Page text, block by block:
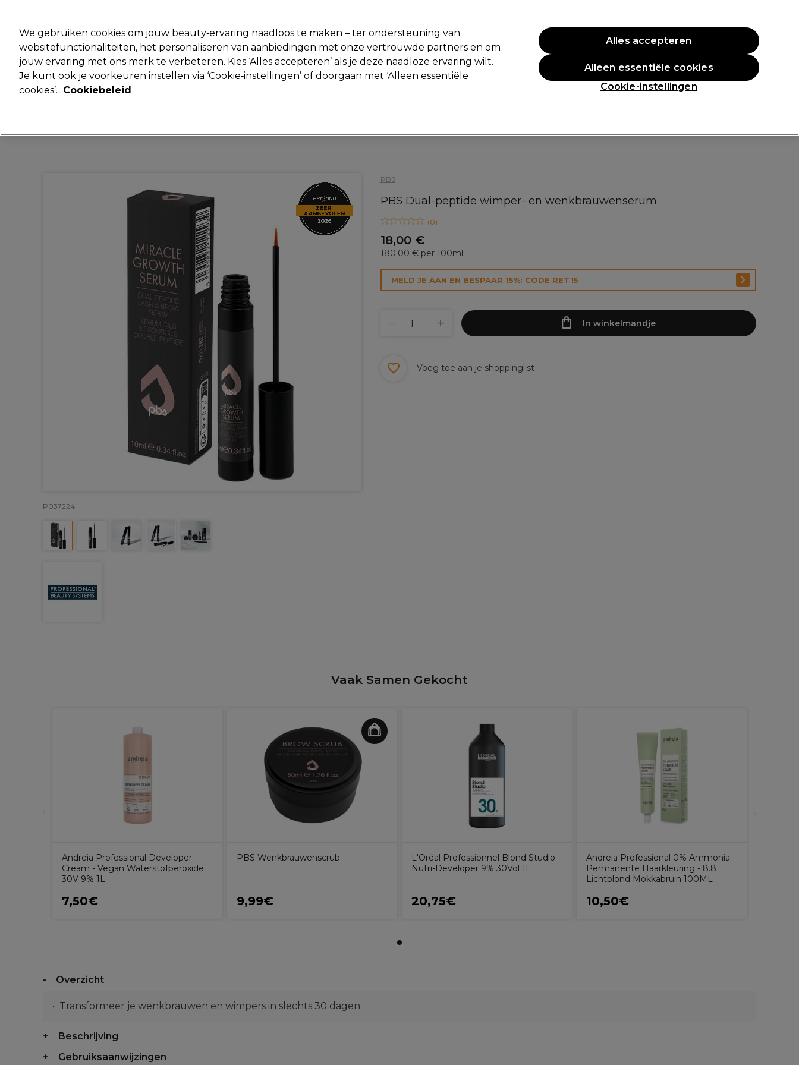
Aanmelden
Merken Deals Haar Elektra Beauty Salon interieur Mannen Vegan Nieuwe producten Professionele Awards
Volgende dag geleverd*
PBS
PBS Dual-peptide wimper- en wenkbrauwenserum
(0)
18,00 €
180.00 € per 100ml
P037224
MELD JE AAN EN BESPAAR 15%: CODE RET15
In winkelmandje
Voeg toe aan je shoppinglist
Vaak Samen Gekocht
Andreia Professional Developer
Cream - Vegan Waterstofperoxide
30V 9% 1L
7,50€
PBS Wenkbrauwenscrub
9,99€
L'Oréal Professionnel Blond Studio
Nutri-Developer 9% 30Vol 1L
20,75€
Andreia Professional 0% Ammonia
Permanente Haarkleuring - 8.8
Lichtblond Mokkabruin 100ML
10,50€
Overzicht
Transformeer je wenkbrauwen en wimpers in slechts 30 dagen.
Beschrijving
Gebruiksaanwijzingen
We gebruiken cookies om jouw beauty‑ervaring naadloos te maken – ter ondersteuning van
websitefunctionaliteiten, het personaliseren van aanbiedingen met onze vertrouwde partners en om
jouw ervaring met ons merk te verbeteren. Kies ‘Alles accepteren’ als je deze naadloze ervaring wilt.
Je kunt ook je voorkeuren instellen via ‘Cookie‑instellingen’ of doorgaan met ‘Alleen essentiële
cookies’. Cookiebeleid Cookie-instellingen
Alleen essentiële cookies
Alles accepteren